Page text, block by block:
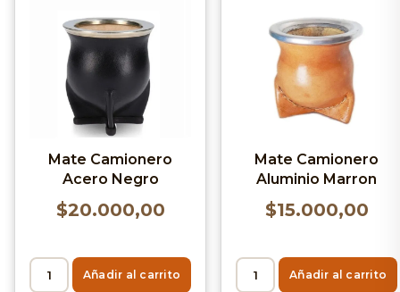
Mate Camionero
Acero Negro
$20.000,00
Añadir al carrito
Mate Camionero
Aluminio Marron
$15.000,00
Añadir al carrito